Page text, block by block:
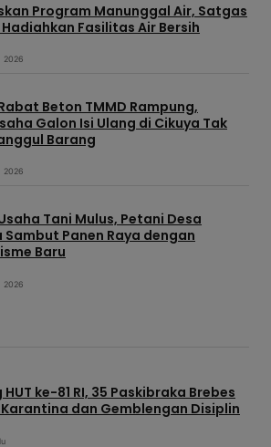
Program Manunggal Air, Satgas
Hadiahkan Fasilitas Air Bersih
2026
Beton TMMD Rampung,
Galon Isi Ulang di Cikuya Tak
Barang
2026
Tani Mulus, Petani Desa
Sambut Panen Raya dengan
Baru
2026
ke-81 RI, 35 Paskibraka Brebes
dan Gemblengan Disiplin